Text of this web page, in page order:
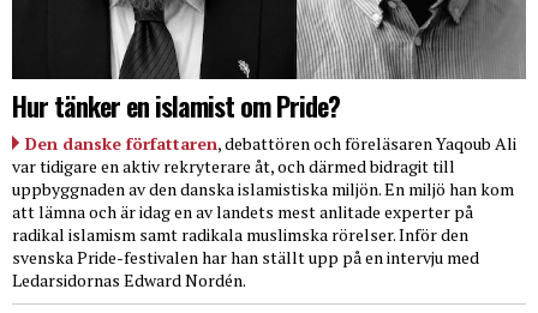
Hur tänker en islamist om Pride?
Den danske författaren, debattören och föreläsaren Yaqoub Ali
var tidigare en aktiv rekryterare åt, och därmed bidragit till
uppbyggnaden av den danska islamistiska miljön. En miljö han kom
att lämna och är idag en av landets mest anlitade experter på
radikal islamism samt radikala muslimska rörelser. Inför den
svenska Pride-festivalen har han ställt upp på en intervju med
Ledarsidornas Edward Nordén.